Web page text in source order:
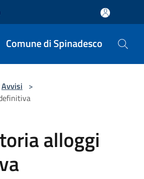
Comune di Spinadesco
Avvisi >
alloggi